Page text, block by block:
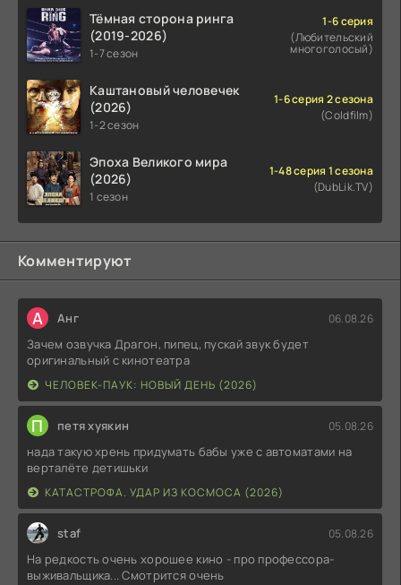
Тёмная сторона ринга
(2019-2026)
1-7 сезон
1-6 серия
(Любительский
многоголосый)
Каштановый человечек
(2026)
1-2 сезон
1-6 серия 2 сезона
(Coldfilm)
Эпоха Великого мира
(2026)
1 сезон
1-48 серия 1 сезона
(DubLik.TV)
Комментируют
А Анг 06.08.26
Зачем озвучка Драгон, пипец, пускай звук будет
оригинальный с кинотеатра
ЧЕЛОВЕК-ПАУК: НОВЫЙ ДЕНЬ (2026)
П петя хуякин 05.08.26
нада такую хрень придумать бабы уже с автоматами на
верталёте детишьки
КАТАСТРОФА. УДАР ИЗ КОСМОСА (2026)
staf 05.08.26
На редкость очень хорошее кино - про профессора-
выживальщика... Смотрится очень